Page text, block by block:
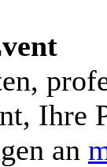
Ihre
an